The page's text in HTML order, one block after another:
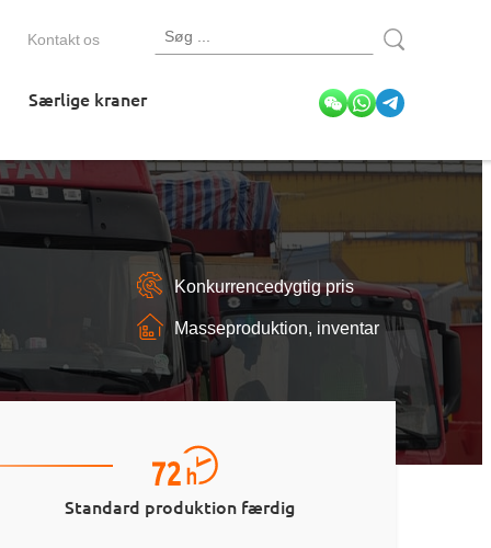
Kontakt os
Særlige kraner
Konkurrencedygtig pris
Masseproduktion, inventar
Standard produktion færdig